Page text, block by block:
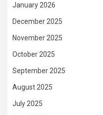
January 2026
December 2025
November 2025
October 2025
September 2025
August 2025
July 2025